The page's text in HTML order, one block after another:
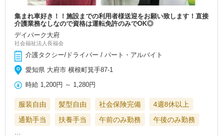
集まれ車好き！！施設までの利用者様送迎をお願い致します！直接
介護業務なしなので資格は運転免許のみでOK◎
デイパーク大府
社会福祉法人長福会
介護タクシー/ドライバー / パート・アルバイト
愛知県 大府市 横根町箕手87-1
時給 1,200円 ～ 1,280円
服装自由 髪型自由 社会保険完備
4週8休以上
通勤手当
扶養手当 午前のみ勤務 午後のみ勤務